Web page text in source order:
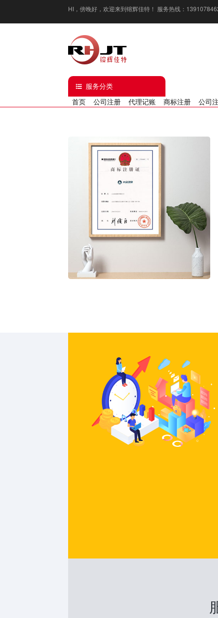
HI， 傍晚好 ，欢迎来到镕辉佳特！ 服务热线：
服务分类
首页
公司注册 代理记账 商标注册 公司